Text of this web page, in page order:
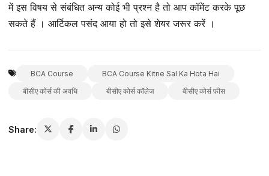
में इस विषय से संबंधित अन्य कोई भी प्रश्न है तो आप कॉमेंट करके पूछ
सकते हैं । आर्टिकल पसंद आया हो तो इसे शेयर जरूर करें ।
BCA Course
BCA Course Kitne Sal Ka Hota Hai
बीसीए कोर्स की अवधि
बीसीए कोर्स कॉलेज बीसीए कोर्स फीस
Share: